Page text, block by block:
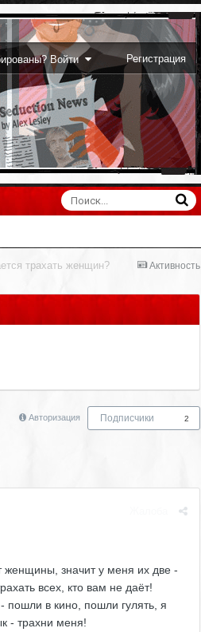
Войти Регистрация
Активность
трахать женщин?
Авторизация Подписчики 2
женщины, значит у меня их две -
всех, кто вам не даёт!
пошли в кино, пошли гулять, я
- трахни меня!